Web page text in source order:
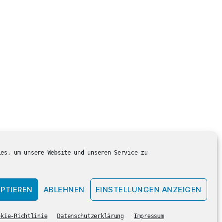
um unsere Website und unseren Service zu
ABLEHNEN EINSTELLUNGEN ANZEIGEN
Richtlinie Datenschutzerklärung Impressum